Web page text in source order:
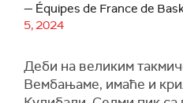
— Équipes de France de
5, 2024
Деби на великим
Вембањаме, имаће и